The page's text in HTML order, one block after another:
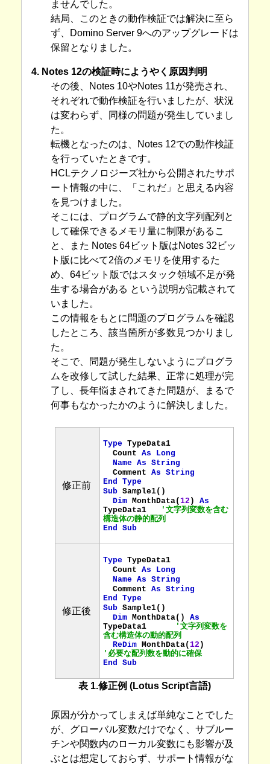
ませんでした。
結局、このときの動作検証では解決に至ら
ず、Domino Server 9へのアップグレードは
保留となりました。
4. Notes 12の検証時にようやく原因判明
その後、Notes 10やNotes 11が発売され、
それぞれで動作検証を行いましたが、状況
は変わらず、同様の問題が発生していまし
た。
転機となったのは、Notes 12での動作検証
を行っていたときです。
HCLテクノロジーズ社から公開されたサポ
ート情報の中に、「これだ」と思える内容
を見つけました。
そこには、プログラムで静的文字列配列と
して確保できるメモリ量に制限があるこ
と、また Notes 64ビット版はNotes 32ビッ
ト版に比べて2倍のメモリを使用するた
め、64ビット版ではスタック領域不足が発
生する場合がある という説明が記載されて
いました。
この情報をもとに問題のプログラムを確認
したところ、該当箇所が多数見つかりまし
た。
そこで、問題が発生しないようにプログラ
ムを改修して試した結果、正常に処理が完
了し、長年悩まされてきた問題が、まるで
何事もなかったかのように解決しました。
修正前
Type TypeData1
Count
As Long
Name As String
Comment
As String
End Type
Sub Sample1()
Dim
MonthData(12 ) As
TypeData1
'文字列変数を含む
構造体の静的配列
End Sub
修正後
Type TypeData1
Count
As Long
Name As String
Comment
As String
End Type
Sub Sample1()
Dim
MonthData() As
TypeData1
'文字列変数を
含む構造体の動的配列
ReDim
MonthData(12 )
'必要な配列数を動的に確保
End Sub
表 1.修正例 (Lotus Script言語)
原因が分かってしまえば単純なことでした
が、グローバル変数だけでなく、サブルー
チンや関数内のローカル変数にも影響が及
ぶとは想定しておらず、サポート情報がな